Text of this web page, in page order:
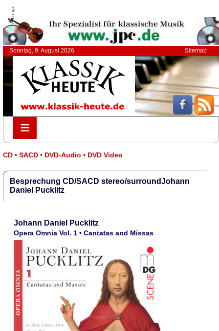
Anzeige
Sonntag, 9. August 2026 Sitemap
≡
≡
CD • SACD • DVD-Audio • DVD Video
Besprechung CD/SACD stereo/surroundJohann
Daniel Pucklitz
Johann Daniel Pucklitz
Opera Omnia Vol. 1 • Cantatas and Missas